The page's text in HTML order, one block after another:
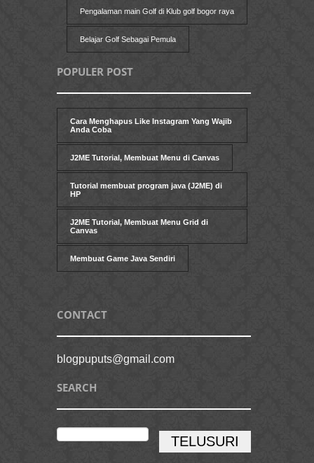
Pengalaman main Golf di Klub golf bogor raya
Belajar Golf Sebagai Pemula
POPULER POST
Cara Menghapus Like Instagram Yang Wajib
Anda Coba
J2ME Tutorial, Membuat Menu di Canvas
Tutorial membuat program java (J2ME) di
HP
J2ME Tutorial, Membuat Menu Grid di
Canvas
Membuat Game Java Sendiri
CONTACT
blogpuputs@gmail.com
SEARCH